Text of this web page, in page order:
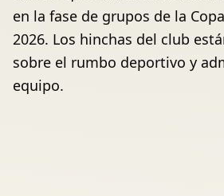
en la fase de grupos de la
2026. Los hinchas del club
sobre el rumbo deportivo y
equipo.